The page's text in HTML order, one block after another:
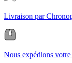
Livraison par
Nous expédions